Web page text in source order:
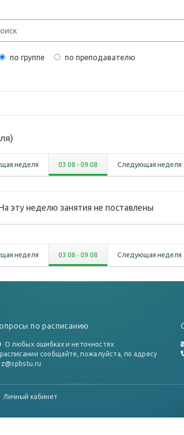
по группе по преподавателю
)
неделя 03 08 - 09 08 Следующая неделя
эту неделю занятия не поставлены
неделя 03 08 - 09 08 Следующая неделя
по расписанию
О любых ошибках и неточностях
сообщайте, пожалуйста, по адресу
Личный кабинет